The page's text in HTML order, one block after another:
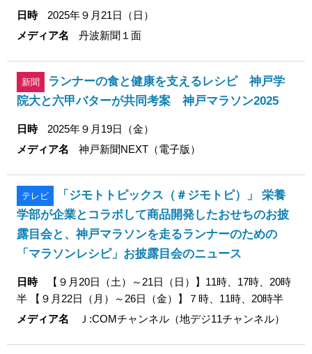
日時
2025年９月21日（日）
メディア名
丹波新聞１面
新聞
ランナーの食と健康を支えるレシピ 神戸学
院大と六甲バターが共同考案 神戸マラソン2025
日時
2025年９月19日（金）
メディア名
神戸新聞NEXT（電子版）
テレビ
「ジモトトピックス（＃ジモトピ）」 栄養
学部が企業とコラボして商品開発したおせちのお披
露目会と、神戸マラソンを走るランナーのための
「マラソンレシピ」お披露目会のニュース
日時
【９月20日（土）～21日（日）】11時、17時、20時
半 【９月22日（月）～26日（金）】７時、11時、20時半
メディア名
Ｊ:COMチャンネル（地デジ11チャンネル）